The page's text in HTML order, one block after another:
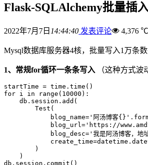
Flask-SQLAlchemy批量插
2022年7月7日 14:44:40 发表评论 4,376 ℃
Mysql数据库服务器4核，批量写入1万条
1、常规for循环一条条写入 （这种方式波
startTime = time.time()
for i in range(10000):
db.session.add(
Test(
blog_name='阿汤博客
blog_url='https://
blog_desc='我是阿汤博客，地址
)
)
db.session.commit()